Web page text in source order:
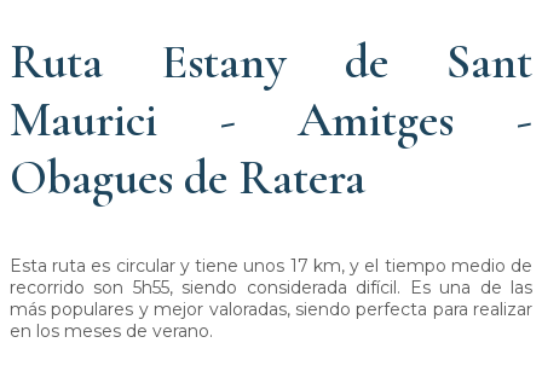
Ruta Estany de Sant
Maurici - Amitges -
Obagues de Ratera
Esta ruta es circular y tiene unos 17 km, y el tiempo medio de
recorrido son 5h55, siendo considerada difícil. Es una de las
más populares y mejor valoradas, siendo perfecta para realizar
en los meses de verano.